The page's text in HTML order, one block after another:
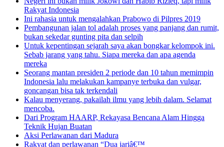
Rakyat Indonesia
Ini rahasia untuk mengalahkan Prabowo di Pilpres 2019
Pembangunan jalan tol adalah proses yang panjang dan rumit,
bukan sekedar gunting pita dan selpih
Untuk kepentingan sejarah saya akan bongkar kelompok ini.
Sebab jarang yang tahu. Siapa mereka dan apa agenda
mereka
Seorang mantan presiden 2 periode dan 10 tahun memimpin
Indonesia lalu melakukan kampanye terbuka dan vulgar,
goncangan bisa tak terkendali
Kalau menyerang, pakailah ilmu yang lebih dalam. Selamat
mencoba.
Dari Program HAARP, Rekayasa Bencana Alam Hingga
Teknik Hujan Buatan
Aksi Perlawanan dari Madura
Rakyat dan perlawanan “Dua jariâ€™